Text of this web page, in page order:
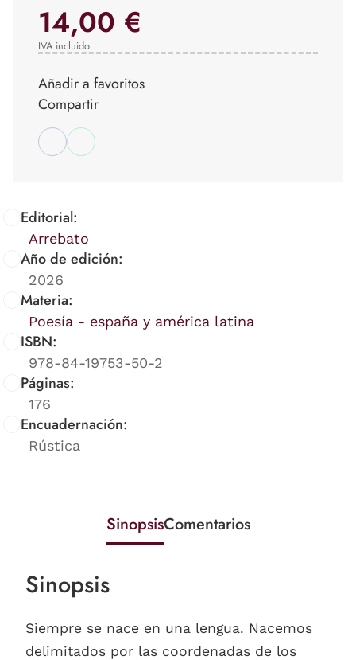
Editorial:
Arrebato
Año de edición:
2026
Materia:
Poesía - españa y américa latina
ISBN:
978-84-19753-50-2
Páginas:
176
Encuadernación:
Rústica
14,00 €
IVA incluido
Añadir a favoritos
Compartir
SinopsisComentarios
Sinopsis
Siempre se nace en una lengua. Nacemos
delimitados por las coordenadas de los